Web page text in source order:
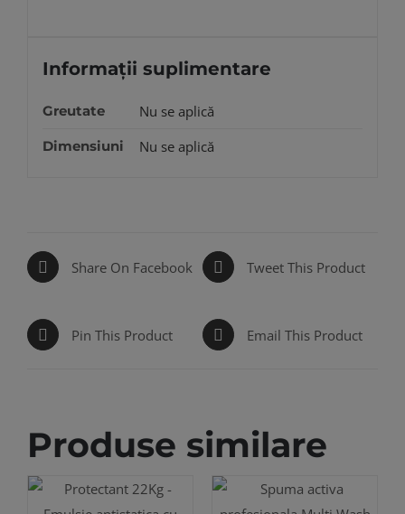
Informații suplimentare
Greutate Nu se aplică
Dimensiuni Nu se aplică
Share On Facebook Tweet This Product
Pin This Product Email This Product
Produse similare